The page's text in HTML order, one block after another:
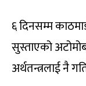
६ दिनसम्म
सुस्ताएको
अर्थतन्त्रलाई नै